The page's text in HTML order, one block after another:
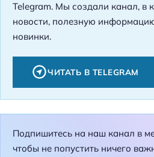
Telegram. Мы создали канал, в
новости, полезную
новинки.
ЧИТАТЬ В TELEGRAM
Подпишитесь на наш канал в
чтобы не попустить ничего